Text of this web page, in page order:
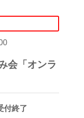
会「オンラ
付終了